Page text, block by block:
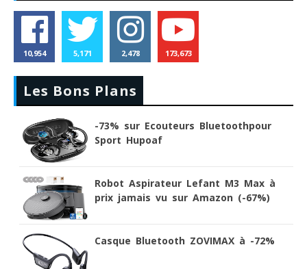
10,954 5,171 2,478 173,673
Les Bons Plans
-73% sur Ecouteurs Bluetoothpour
Sport Hupoaf
Robot Aspirateur Lefant M3 Max à
prix jamais vu sur Amazon (-67%)
Casque Bluetooth ZOVIMAX à -72%